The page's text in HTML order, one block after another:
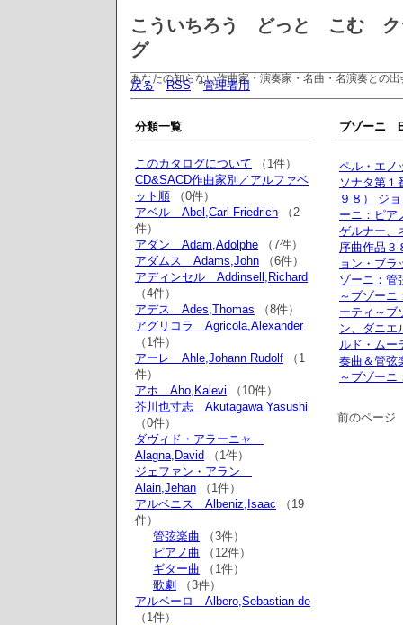
こういちろう どっと こむ ク
グ
あなたの知らない作曲家・演奏家・名曲・名演奏との出
戻る RSS 管理者用
ブゾーニ
ペル・エノ
ソナタ第１
９８）
ジ
ーニ：ピア
ゲルナー、
序曲作品３
ョン・ブ
ゾーニ：管
～ブゾーニ
ーティ～ブ
ン、ダニエ
ルド・ムー
奏曲＆管弦
～ブゾーニ
前のページ
分類一覧
このカタログについて （1件）
CD&SACD作曲家別／アルファベ
ット順 （0件）
アベル Abel,Carl Friedrich （2
件）
アダン Adam,Adolphe （7件）
アダムス Adams,John （6件）
アディンセル Addinsell,Richard
（4件）
アデス Ades,Thomas （8件）
アグリコラ Agricola,Alexander
（1件）
アーレ Ahle,Johann Rudolf （1
件）
アホ Aho,Kalevi （10件）
芥川也寸志 Akutagawa Yasushi
（0件）
ダヴィド・アラーニャ
Alagna,David （1件）
ジェファン・アラン
Alain,Jehan （1件）
アルベニス Albeniz,Isaac （19
件）
管弦楽曲 （3件）
ピアノ曲 （12件）
ギター曲 （1件）
歌劇
（3件）
アルベーロ Albero,Sebastian de
（1件）